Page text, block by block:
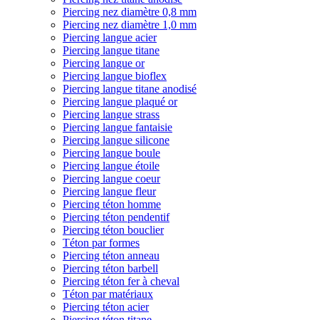
Piercing nez diamètre 0,8 mm
Piercing nez diamètre 1,0 mm
Piercing langue acier
Piercing langue titane
Piercing langue or
Piercing langue bioflex
Piercing langue titane anodisé
Piercing langue plaqué or
Piercing langue strass
Piercing langue fantaisie
Piercing langue silicone
Piercing langue boule
Piercing langue étoile
Piercing langue coeur
Piercing langue fleur
Piercing téton homme
Piercing téton pendentif
Piercing téton bouclier
Téton par formes
Piercing téton anneau
Piercing téton barbell
Piercing téton fer à cheval
Téton par matériaux
Piercing téton acier